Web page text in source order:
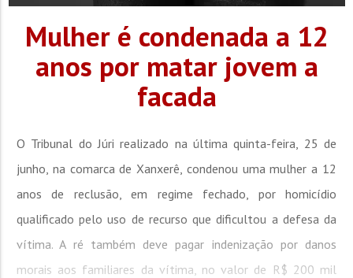
Mulher é condenada a 12
anos por matar jovem a
facada
O Tribunal do Júri realizado na última quinta-feira, 25 de
junho, na comarca de Xanxerê, condenou uma mulher a 12
anos de reclusão, em regime fechado, por homicídio
qualificado pelo uso de recurso que dificultou a defesa da
vítima. A ré também deve pagar indenização por danos
morais aos familiares da vítima, no valor de R$ 200 mil